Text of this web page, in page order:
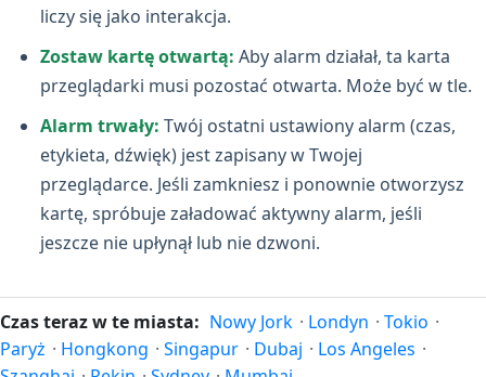
liczy się jako interakcja.
Zostaw kartę otwartą: Aby alarm działał, ta karta
przeglądarki musi pozostać otwarta. Może być w tle.
Alarm trwały: Twój ostatni ustawiony alarm (czas,
etykieta, dźwięk) jest zapisany w Twojej
przeglądarce. Jeśli zamkniesz i ponownie otworzysz
kartę, spróbuje załadować aktywny alarm, jeśli
jeszcze nie upłynął lub nie dzwoni.
Czas teraz w te miasta: Nowy Jork · Londyn · Tokio ·
Paryż · Hongkong · Singapur · Dubaj · Los Angeles ·